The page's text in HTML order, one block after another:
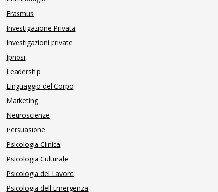
Erasmus
Investigazione Privata
Investigazioni private
Ipnosi
Leadership
Linguaggio del Corpo
Marketing
Neuroscienze
Persuasione
Psicologia Clinica
Psicologia Culturale
Psicologia del Lavoro
Psicologia dell'Emergenza